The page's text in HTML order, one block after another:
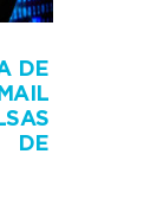
DE
DE